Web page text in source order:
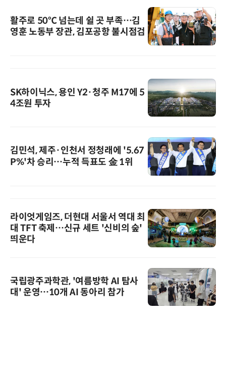
활주로 50℃ 넘는데 쉴 곳 부족…김
영훈 노동부 장관, 김포공항 불시점검
SK하이닉스, 용인 Y2·청주 M17에 5
4조원 투자
김민석, 제주·인천서 정청래에 '5.67
P%'차 승리…누적 득표도 金 1위
라이엇게임즈, 더현대 서울서 역대 최
대 TFT 축제…신규 세트 '신비의 숲'
띄운다
국립광주과학관, '여름방학 AI 탐사
대' 운영…10개 AI 동아리 참가